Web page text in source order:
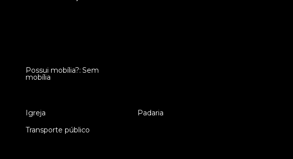
Possui mobília?: Sem
mobília
Igreja
Padaria
Transporte público